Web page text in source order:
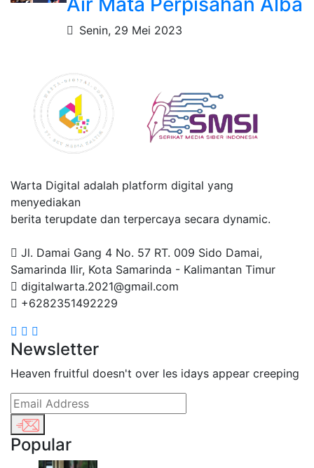
Senin, 29 Mei 2023
Warta Digital adalah platform digital yang
menyediakan
berita terupdate dan terpercaya secara dynamic.
Jl. Damai Gang 4 No. 57 RT. 009 Sido Damai,
Samarinda Ilir, Kota Samarinda - Kalimantan Timur
digitalwarta.2021@gmail.com
+6282351492229
Newsletter
Heaven fruitful doesn't over les idays appear creeping
Popular